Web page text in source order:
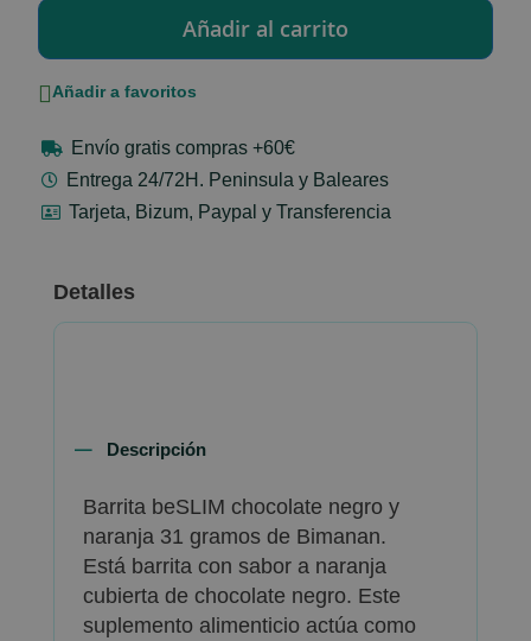
Añadir a favoritos
Envío gratis compras +60€
Entrega 24/72H. Peninsula y Baleares
Tarjeta, Bizum, Paypal y Transferencia
Detalles
Descripción
Barrita beSLIM chocolate negro y
naranja 31 gramos de Bimanan.
Está barrita con sabor a naranja
cubierta de chocolate negro. Este
suplemento alimenticio actúa como